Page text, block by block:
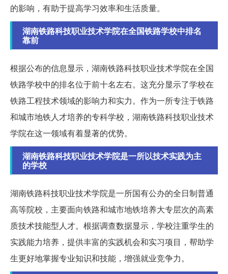
的影响，有助于提高学习效率和生活质量。
湖南铁路科技职业技术学院在全国铁路学校中排名
靠前
根据公布的信息显示，湖南铁路科技职业技术学院在全国
铁路学校中的排名位于前十名左右。这充分显示了学校在
铁路工程技术领域的影响力和实力。作为一所专注于铁路
和城市地铁人才培养的专科学校，湖南铁路科技职业技术
学院在这一领域有着显著的优势。
湖南铁路科技职业技术学院是一所以技术实践为主
的学校
湖南铁路科技职业技术学院是一所国有公办的全日制普通
高等院校，主要面向铁路和城市地铁培养大专层次的高素
质技术技能型人才。根据调查数据显示，学校注重学生的
实践能力培养，提供丰富的实践机会和实习项目，帮助学
生更好地掌握专业知识和技能，增强就业竞争力。